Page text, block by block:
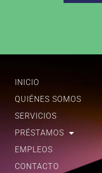
INICIO
QUIÉNES SOMOS
SERVICIOS
PRÉSTAMOS
EMPLEOS
CONTACTO